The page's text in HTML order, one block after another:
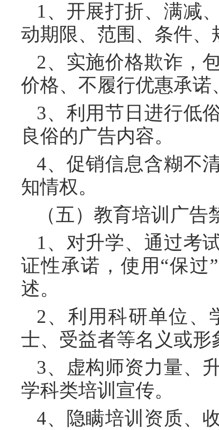
1、开展打折、满减
动期限、范围、条件
2、实施价格欺诈，
价格、不履行优惠承诺
3、利用节日进行低
良俗的广告内容。
4、促销信息含糊不
知情权。
（五）教育培训广告
1、对升学、通过考
证性承诺，使用“保过
述。
2、利用科研单位、
士、受益者等名义或形
3、虚构师资力量、
学科类培训宣传。
4、隐瞒培训资质、